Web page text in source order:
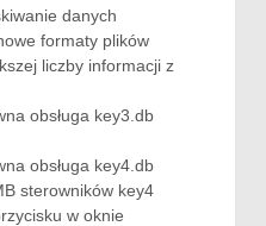
danych
formaty plików
liczby informacji z
obsługa key3.db
obsługa key4.db
sterowników key4
w oknie